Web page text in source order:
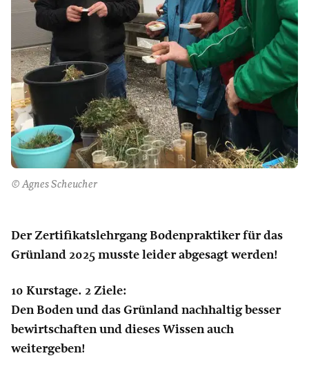
© Agnes Scheucher
Der Zertifikatslehrgang Bodenpraktiker für das
Grünland 2025 musste leider abgesagt werden!
10 Kurstage. 2 Ziele:
Den Boden und das Grünland nachhaltig besser
bewirtschaften und dieses Wissen auch
weitergeben!